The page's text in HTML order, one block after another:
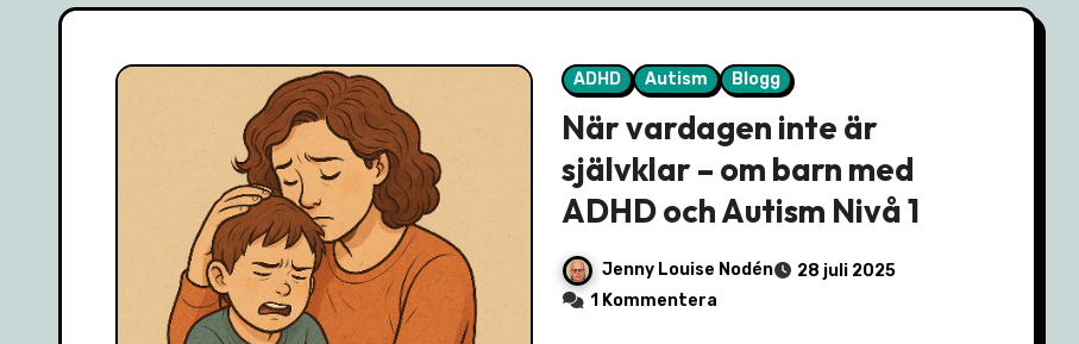
ADHD Autism Blogg
När vardagen inte är
självklar – om barn med
ADHD och Autism Nivå 1
Jenny Louise Nodén
28 juli 2025
1 Kommentera